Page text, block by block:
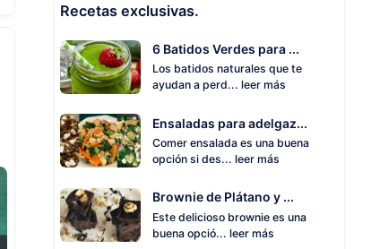
Recetas exclusivas.
6 Batidos Verdes para ...
Los batidos naturales que te
ayudan a perd... leer más
Ensaladas para adelgaz...
Comer ensalada es una buena
opción si des... leer más
Brownie de Plátano y ...
Este delicioso brownie es una
buena opció... leer más